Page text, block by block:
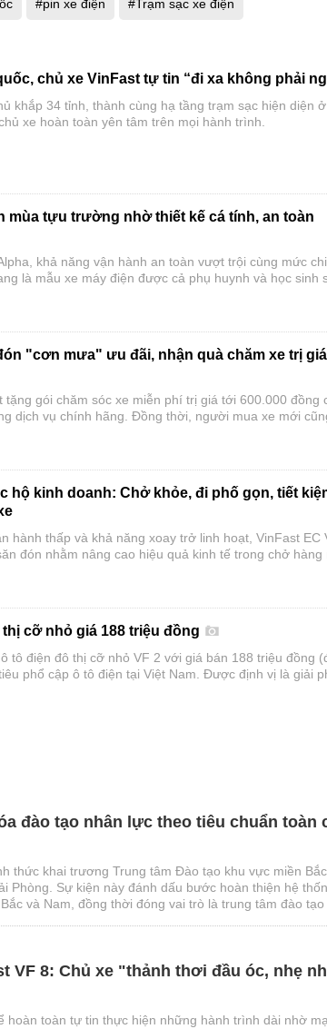
#pin xe điện #Trạm sạc xe điện
chủ xe VinFast tự tin “đi xa không phải
khắp 34 tỉnh, thành cùng hạ tầng trạm sạc hiện diện
xe hoàn toàn yên tâm trên mọi hành trình.
mùa tựu trường nhờ thiết kế cá tính, an toàn
khả năng vận hành an toàn vượt trội cùng mức
là mẫu xe máy điện được cả phụ huynh và học sinh
"cơn mưa" ưu đãi, nhận quà chăm xe trị
gói chăm sóc xe miễn phí trị giá tới 600.000 đồng
dịch vụ chính hãng. Đồng thời, người mua xe mới
hộ kinh doanh: Chở khỏe, đi phố gọn, tiết
hành thấp và khả năng xoay trở linh hoạt, VinFast EC
đón nhằm nâng cao hiệu quả kinh tế trong chở hàng
cỡ nhỏ giá 188 triệu đồng
tô điện đô thị cỡ nhỏ VF 2 với giá bán 188 triệu đồng
phổ cập ô tô điện tại Việt Nam. Được định vị là giải
đào tạo nhân lực theo tiêu chuẩn toàn
thức khai trương Trung tâm Đào tạo khu vực miền
Phòng. Sự kiện này đánh dấu bước hoàn thiện hệ
và Nam, đồng thời đóng vai trò là trung tâm đào tạo
VF 8: Chủ xe "thảnh thơi đầu óc, nhẹ
hoàn toàn tự tin thực hiện những hành trình dài nhờ